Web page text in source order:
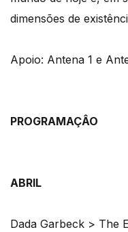
dimensões de
Apoio: Antena 1 e
PROGRAMAÇÂO
ABRIL
Dada Garbeck > The